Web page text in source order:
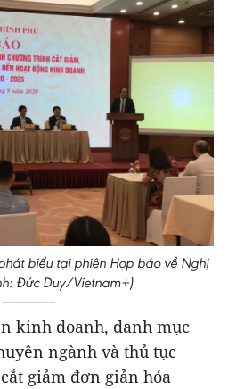
biểu tại phiên Họp báo về Nghị
Đức Duy/Vietnam+)
kinh doanh, danh mục
ngành và thủ tục
giảm đơn giản hóa